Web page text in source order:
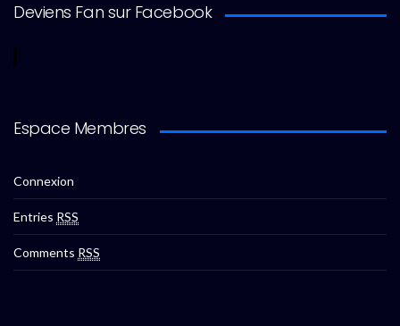
Deviens Fan sur Facebook
Espace Membres
Connexion
Entries RSS
Comments RSS